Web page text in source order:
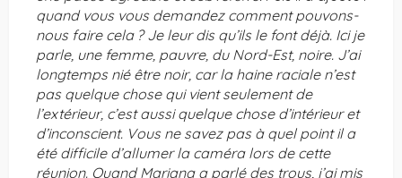
quand vous vous demandez comment pouvons-
nous faire cela ? Je leur dis qu’ils le font déjà. Ici je
parle, une femme, pauvre, du Nord-Est, noire. J’ai
longtemps nié être noir, car la haine raciale n’est
pas quelque chose qui vient seulement de
l’extérieur, c’est aussi quelque chose d’intérieur et
d’inconscient. Vous ne savez pas à quel point il a
été difficile d’allumer la caméra lors de cette
réunion. Quand Mariana a parlé des trous, j’ai mis